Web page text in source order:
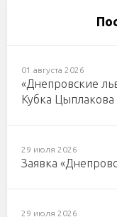
01 августа 2026
«Днепровские
Кубка Цыплакова
29 июля 2026
Заявка
29 июля 2026